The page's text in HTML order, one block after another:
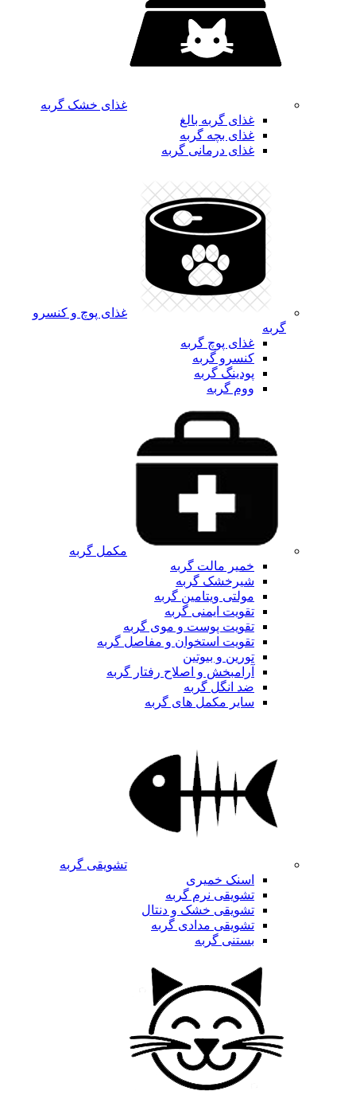
غذای خشک گربه
غذای گربه بالغ
غذای بچه گربه
غذای درمانی گربه
غذای پوچ و کنسرو
گربه
غذای پوچ گربه
کنسرو گربه
پودینگ گربه
ووم گربه
مکمل گربه
خمیر مالت گربه
شیرخشک گربه
مولتی ویتامین گربه
تقویت ایمنی گربه
تقویت پوست و موی گربه
تقویت استخوان و مفاصل گربه
تورین و بیوتین
آرامبخش و اصلاح رفتار گربه
ضد انگل گربه
سایر مکمل های گربه
تشویقی گربه
اسنک خمیری
تشویقی نرم گربه
تشویقی خشک و دنتال
تشویقی مدادی گربه
بستنی گربه